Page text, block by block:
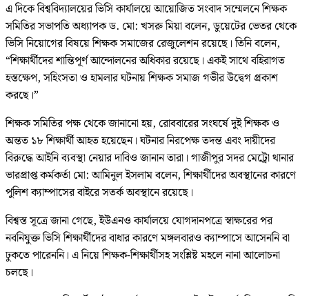
এ দিকে বিশ্ববিদ্যালয়ের ভিসি কার্যালয়ে আয়োজিত সংবাদ সম্মেলনে শিক্ষক
সমিতির সভাপতি অধ্যাপক ড. মো: খসরু মিয়া বলেন, ডুয়েটের ভেতর থেকে
ভিসি নিয়োগের বিষয়ে শিক্ষক সমাজের রেজুলেশন রয়েছে। তিনি বলেন,
“শিক্ষার্থীদের শান্তিপূর্ণ আন্দোলনের অধিকার রয়েছে। একই সাথে বহিরাগত
হস্তক্ষেপ, সহিংসতা ও হামলার ঘটনায় শিক্ষক সমাজ গভীর উদ্বেগ প্রকাশ
করছে।”
শিক্ষক সমিতির পক্ষ থেকে জানানো হয়, রোববারের সংঘর্ষে দুই শিক্ষক ও
অন্তত ১৮ শিক্ষার্থী আহত হয়েছেন। ঘটনার নিরপেক্ষ তদন্ত এবং দায়ীদের
বিরুদ্ধে আইনি ব্যবস্থা নেয়ার দাবিও জানান তারা। গাজীপুর সদর মেট্রো থানার
ভারপ্রাপ্ত কর্মকর্তা মো: আমিনুল ইসলাম বলেন, শিক্ষার্থীদের অবস্থানের কারণে
পুলিশ ক্যাম্পাসের বাইরে সতর্ক অবস্থানে রয়েছে।
বিশ্বস্ত সূত্রে জানা গেছে, ইউএনও কার্যালয়ে যোগদানপত্রে স্বাক্ষরের পর
নবনিযুক্ত ভিসি শিক্ষার্থীদের বাধার কারণে মঙ্গলবারও ক্যাম্পাসে আসেননি বা
ঢুকতে পারেননি। এ নিয়ে শিক্ষক-শিক্ষার্থীসহ সংশ্লিষ্ট মহলে নানা আলোচনা
চলছে।